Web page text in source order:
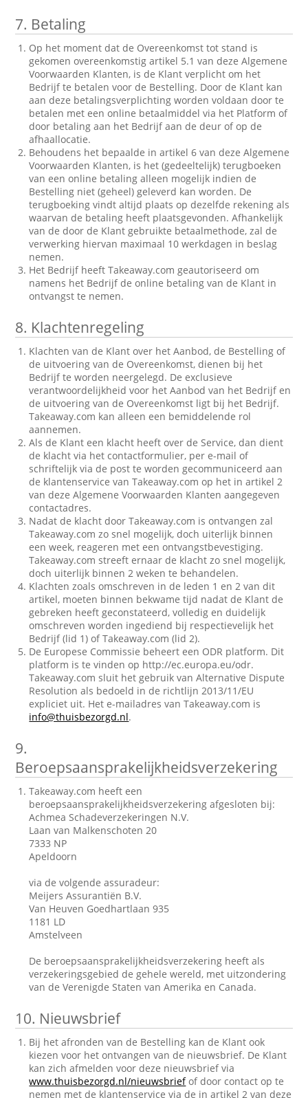
7. Betaling
Op het moment dat de Overeenkomst tot stand is
gekomen overeenkomstig artikel 5.1 van deze Algemene
Voorwaarden Klanten, is de Klant verplicht om het
Bedrijf te betalen voor de Bestelling. Door de Klant kan
aan deze betalingsverplichting worden voldaan door te
betalen met een online betaalmiddel via het Platform of
door betaling aan het Bedrijf aan de deur of op de
afhaallocatie.
Behoudens het bepaalde in artikel 6 van deze Algemene
Voorwaarden Klanten, is het (gedeeltelijk) terugboeken
van een online betaling alleen mogelijk indien de
Bestelling niet (geheel) geleverd kan worden. De
terugboeking vindt altijd plaats op dezelfde rekening als
waarvan de betaling heeft plaatsgevonden. Afhankelijk
van de door de Klant gebruikte betaalmethode, zal de
verwerking hiervan maximaal 10 werkdagen in beslag
nemen.
Het Bedrijf heeft Takeaway.com geautoriseerd om
namens het Bedrijf de online betaling van de Klant in
ontvangst te nemen.
8. Klachtenregeling
Klachten van de Klant over het Aanbod, de Bestelling of
de uitvoering van de Overeenkomst, dienen bij het
Bedrijf te worden neergelegd. De exclusieve
verantwoordelijkheid voor het Aanbod van het Bedrijf en
de uitvoering van de Overeenkomst ligt bij het Bedrijf.
Takeaway.com kan alleen een bemiddelende rol
aannemen.
Als de Klant een klacht heeft over de Service, dan dient
de klacht via het contactformulier, per e-mail of
schriftelijk via de post te worden gecommuniceerd aan
de klantenservice van Takeaway.com op het in artikel 2
van deze Algemene Voorwaarden Klanten aangegeven
contactadres.
Nadat de klacht door Takeaway.com is ontvangen zal
Takeaway.com zo snel mogelijk, doch uiterlijk binnen
een week, reageren met een ontvangstbevestiging.
Takeaway.com streeft ernaar de klacht zo snel mogelijk,
doch uiterlijk binnen 2 weken te behandelen.
Klachten zoals omschreven in de leden 1 en 2 van dit
artikel, moeten binnen bekwame tijd nadat de Klant de
gebreken heeft geconstateerd, volledig en duidelijk
omschreven worden ingediend bij respectievelijk het
Bedrijf (lid 1) of Takeaway.com (lid 2).
De Europese Commissie beheert een ODR platform. Dit
platform is te vinden op http://ec.europa.eu/odr.
Takeaway.com sluit het gebruik van Alternative Dispute
Resolution als bedoeld in de richtlijn 2013/11/EU
expliciet uit. Het e-mailadres van Takeaway.com is
info@thuisbezorgd.nl.
9.
Beroepsaansprakelijkheidsverzekering
Takeaway.com heeft een
beroepsaansprakelijkheidsverzekering afgesloten bij:
Achmea Schadeverzekeringen N.V.
Laan van Malkenschoten 20
7333 NP
Apeldoorn
via de volgende assuradeur:
Meijers Assurantiën B.V.
Van Heuven Goedhartlaan 935
1181 LD
Amstelveen
De beroepsaansprakelijkheidsverzekering heeft als
verzekeringsgebied de gehele wereld, met uitzondering
van de Verenigde Staten van Amerika en Canada.
10. Nieuwsbrief
Bij het afronden van de Bestelling kan de Klant ook
kiezen voor het ontvangen van de nieuwsbrief. De Klant
kan zich afmelden voor deze nieuwsbrief via
www.thuisbezorgd.nl/nieuwsbriefof door contact op te
nemen met de klantenservice via de in artikel 2 van deze